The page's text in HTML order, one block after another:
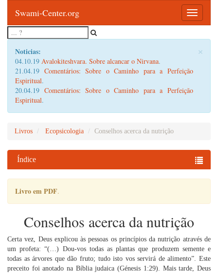
Toggle
Swami-Center.org
×
Noticias:
04.10.19 Avalokiteshvara. Sobre alcancar o Nirvana.
21.04.19 Comentários: Sobre o Caminho para a Perfeição
Espiritual.
20.04.19 Comentários: Sobre o Caminho para a Perfeição
Espiritual.
Livros Ecopsicologia Conselhos acerca da nutrição
Índice
Livro em PDF.
Conselhos acerca da nutrição
Certa vez, Deus explicou às pessoas os princípios da nutrição através de
um profeta: “(…) Dou-vos todas as plantas que produzem semente e
todas as árvores que dão fruto; tudo isto vos servirá de alimento”. Este
preceito foi anotado na Bíblia judaica (Génesis 1:29). Mais tarde, Deus